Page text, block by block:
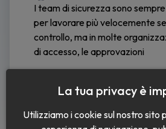
I team di sicurezza sono
per lavorare più velocemente
controllo, ma in molte
di accesso, le approvazioni
Continua a
La tua privacy è
Utilizziamo i cookie sul nostro sito